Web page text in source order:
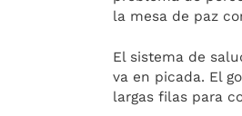
la mesa de paz
El sistema de
va en picada. El
largas filas para